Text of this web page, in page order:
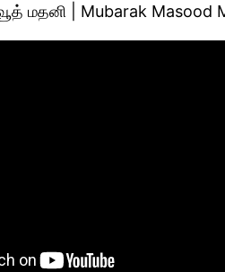
மதனி | Mubarak Masood